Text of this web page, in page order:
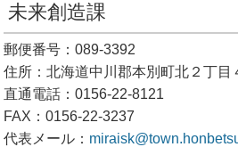
未来創造課
郵便番号：089-3392
住所：北海道中川郡本別町北２丁目
直通電話：0156-22-8121
FAX：0156-22-3237
代表メール：